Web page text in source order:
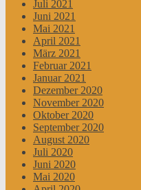
Juli 2021
Juni 2021
Mai 2021
April 2021
März 2021
Februar 2021
Januar 2021
Dezember 2020
November 2020
Oktober 2020
September 2020
August 2020
Juli 2020
Juni 2020
Mai 2020